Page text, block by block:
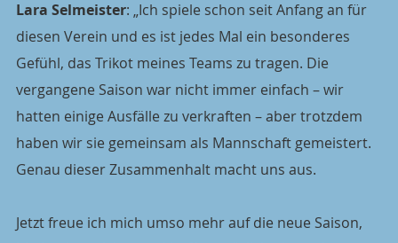
Lara Selmeister: „Ich spiele schon seit Anfang an für
diesen Verein und es ist jedes Mal ein besonderes
Gefühl, das Trikot meines Teams zu tragen. Die
vergangene Saison war nicht immer einfach – wir
hatten einige Ausfälle zu verkraften – aber trotzdem
haben wir sie gemeinsam als Mannschaft gemeistert.
Genau dieser Zusammenhalt macht uns aus.
Jetzt freue ich mich umso mehr auf die neue Saison,